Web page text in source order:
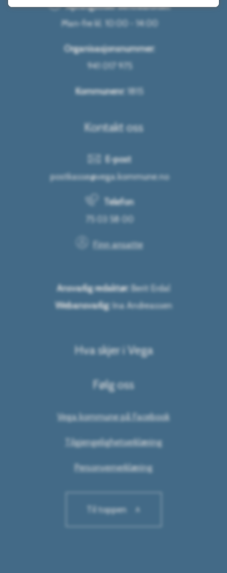
Åpningstider sentralbordet
Man-fre kl. 10:00 - 14:00
Organisasjonsnummer:
941 017 975
Kommunenr: 1815
Kontakt oss
E-post
postkasse@vega.kommune.no
Telefon
75 03 58 00
Finn ansatte
Ansvarlig redaktør: Berit Erdal
Webansvarlig: Ina Andreassen
Hva skjer i Vega
Følg oss
Vega kommune på Facebook
Tilgjengelighetserklæring
Personvernerklæring
Til toppen